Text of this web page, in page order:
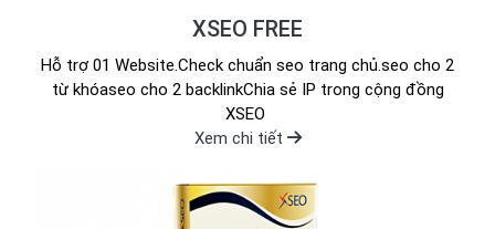
XSEO FREE
Hỗ trợ 01 Website.Check chuẩn seo trang chủ.seo cho 2
từ khóaseo cho 2 backlinkChia sẻ IP trong cộng đồng
XSEO
Xem chi tiết